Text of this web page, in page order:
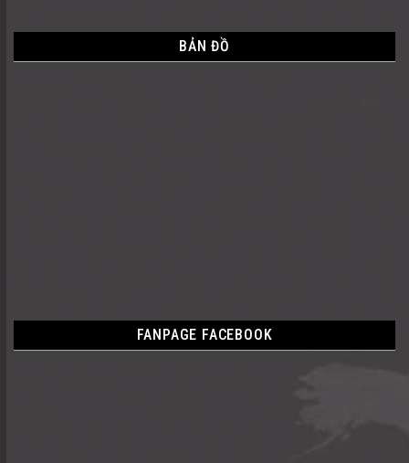
BẢN ĐỒ
FANPAGE FACEBOOK